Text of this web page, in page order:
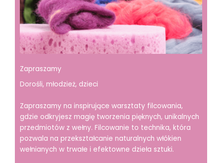
Zapraszamy
Dorośli, młodzież, dzieci
Zapraszamy na inspirujące warsztaty filcowania,
gdzie odkryjesz magię tworzenia pięknych, unikalnych
przedmiotów z wełny. Filcowanie to technika, która
pozwala na przekształcanie naturalnych włókien
wełnianych w trwałe i efektowne dzieła sztuki.